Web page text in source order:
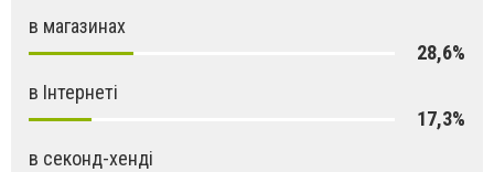
в магазинах
28,6%
в Інтернеті
17,3%
в секонд-хенді